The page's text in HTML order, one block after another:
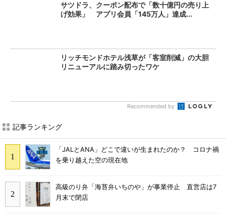
サツドラ、クーポン配布で「数十億円の売り上
げ効果」 アプリ会員「145万人」達成...
リッチモンドホテル浅草が「客室削減」の大胆
リニューアルに踏み切ったワケ
Recommended by
記事ランキング
「JALとANA」どこで違いが生まれたのか？ コロナ禍
を乗り越えた空の現在地
高級のり弁「海苔弁いちのや」が事業停止 直営店は7
月末で閉店